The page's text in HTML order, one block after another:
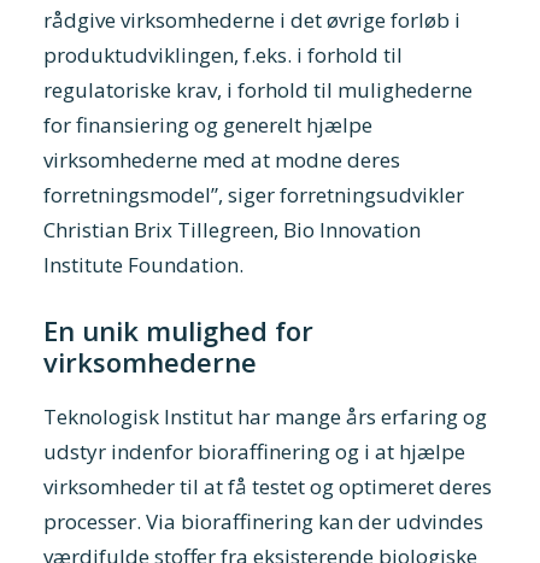
rådgive virksomhederne i det øvrige forløb i
produktudviklingen, f.eks. i forhold til
regulatoriske krav, i forhold til mulighederne
for finansiering og generelt hjælpe
virksomhederne med at modne deres
forretningsmodel”, siger forretningsudvikler
Christian Brix Tillegreen, Bio Innovation
Institute Foundation.
En unik mulighed for
virksomhederne
Teknologisk Institut har mange års erfaring og
udstyr indenfor bioraffinering og i at hjælpe
virksomheder til at få testet og optimeret deres
processer. Via bioraffinering kan der udvindes
værdifulde stoffer fra eksisterende biologiske